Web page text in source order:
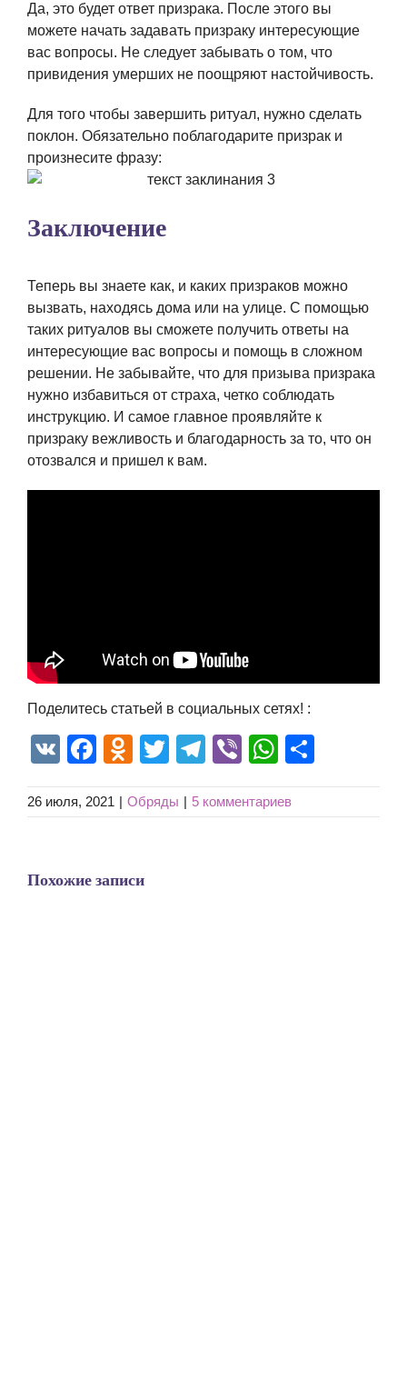
Да, это будет ответ призрака. После этого вы
можете начать задавать призраку интересующие
вас вопросы. Не следует забывать о том, что
привидения умерших не поощряют настойчивость.
Для того чтобы завершить ритуал, нужно сделать
поклон. Обязательно поблагодарите призрак и
произнесите фразу:
Заключение
Теперь вы знаете как, и каких призраков можно
вызвать, находясь дома или на улице. С помощью
таких ритуалов вы сможете получить ответы на
интересующие вас вопросы и помощь в сложном
решении. Не забывайте, что для призыва призрака
нужно избавиться от страха, четко соблюдать
инструкцию. И самое главное проявляйте к
призраку вежливость и благодарность за то, что он
отозвался и пришел к вам.
Поделитесь статьей в социальных сетях! :
VK Facebook
Odnoklassniki
TwitterTelegram
Viber
26 июля, 2021 | Обряды | 5 комментариев
Похожие записи